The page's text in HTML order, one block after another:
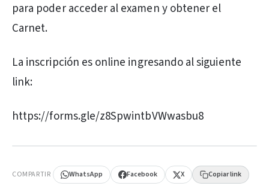
para poder acceder al examen y obtener el
Carnet.
La inscripción es online ingresando al siguiente
link:
https://forms.gle/z8SpwintbVWwasbu8
COMPARTIR WhatsApp Facebook X Copiar link